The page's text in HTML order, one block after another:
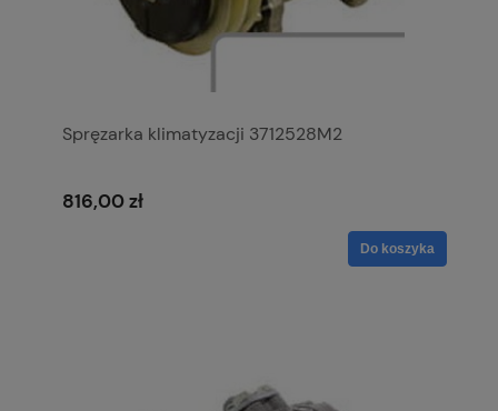
Spręzarka klimatyzacji 3712528M2
816,00 zł
Do koszyka